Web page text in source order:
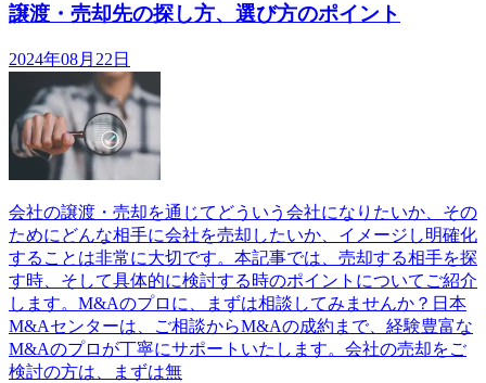
譲渡・売却先の探し方、選び方のポイント
2024年08月22日
会社の譲渡・売却を通じてどういう会社になりたいか、その
ためにどんな相手に会社を売却したいか、イメージし明確化
することは非常に大切です。本記事では、売却する相手を探
す時、そして具体的に検討する時のポイントについてご紹介
します。M&Aのプロに、まずは相談してみませんか？日本
M&Aセンターは、ご相談からM&Aの成約まで、経験豊富な
M&Aのプロが丁寧にサポートいたします。会社の売却をご
検討の方は、まずは無